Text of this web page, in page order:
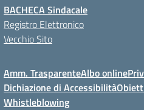
BACHECA Sindacale
Registro Elettronico
Vecchio Sito
Amm. TrasparenteAlbo online
Dichiazione di Accessibilità
Whistleblowing